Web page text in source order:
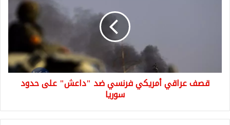
سوريا
قصف عراقي أمريكي فرنسي ضد "داعش" على حدود
سوريا